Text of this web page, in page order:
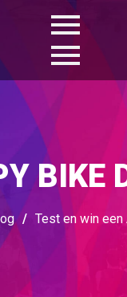
BIKE
/ Test en win een